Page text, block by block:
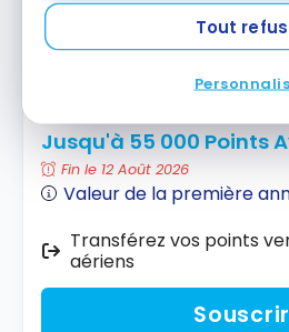
Tout
Jusqu'à 55 000 Points
Fin le 12 Août 2026
Valeur de la première
Transférez vos points
aériens